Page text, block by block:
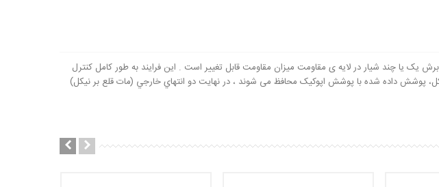
چند شیار در لایه ی مقاومت میزان مقاومت قابل تغییر است . این فرایند به طور کامل کنترل
نيکل، پوشش داده شده با پوشش اپوکيک محافظ می شوند ، در نهايت دو انتهاي خارجي (مات قلع بر نيکل)